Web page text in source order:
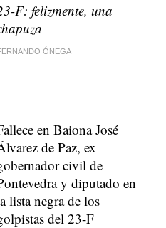
F: felizmente, una
ÓNEGA
en Baiona José
de Paz, ex
civil de
y diputado en
lista negra de los
del 23-F